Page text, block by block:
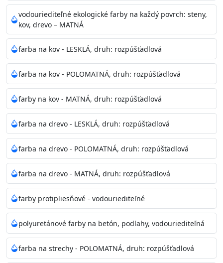
zachovaní priedušnosti vodných pár z natretých
povrchov. Má vynikajúcu kryciu schopnosť,
vysokú výdatnosť a výborný rozliv. Je možné ju tónovať v
bohatej škále odtieňov.
Odtieň: Biela + je možné tónovať podľa RAL, NCS,
Pantone
Informácie k aplikácií
Pred použitím farbu narieďte do 10% vodou podľa
spôsobu aplikácie. Dobre premiešajte a občas opakujte
aj počas náteru. Naneste jednu
vrstvu štetcom, valčekom alebo striekacou pištoľou
farba zasychá na dotyk po 30-60min./23°C po
dokonalom preschnutí minimálne 3-
4hod/23°C je možné aplikovať ďalšiu vrstvu náteru.
Doba schnutia je závislá na poveternostných
podmienkach s vyššou vlhkosťou a nižšou
teplotou sa doba schnutia predlžuje.
vodouriediteľné ekologické farby na každý povrch: steny,
kov, drevo – MATNÁ
farba na kov - LESKLÁ, druh: rozpúšťadlová
farba na kov - POLOMATNÁ, druh: rozpúšťadlová
farby na kov - MATNÁ, druh: rozpúšťadlová
farba na drevo - LESKLÁ, druh: rozpúšťadlová
farba na drevo - POLOMATNÁ, druh: rozpúšťadlová
farba na drevo - MATNÁ, druh: rozpúšťadlová
farby protipliesňové - vodouriediteľné
polyuretánové farby na betón, podlahy, vodouriediteľná
farba na strechy - POLOMATNÁ, druh: rozpúšťadlová